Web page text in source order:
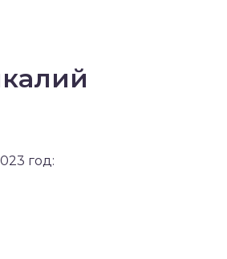
год: